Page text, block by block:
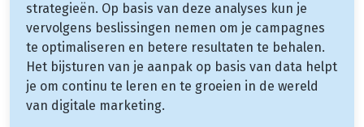
strategieën. Op basis van deze analyses kun je
vervolgens beslissingen nemen om je campagnes
te optimaliseren en betere resultaten te behalen.
Het bijsturen van je aanpak op basis van data helpt
je om continu te leren en te groeien in de wereld
van digitale marketing.